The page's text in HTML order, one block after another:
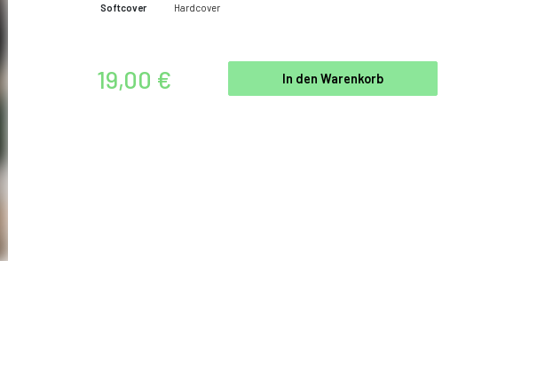
Softcover Hardcover
19,00 € In den Warenkorb